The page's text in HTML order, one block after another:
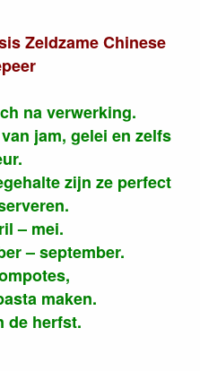
Zeldzame Chinese
na verwerking.
jam, gelei en zelfs
zijn ze perfect
– mei.
– september.
maken.
de herfst.